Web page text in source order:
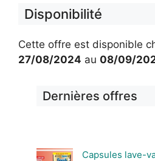
Disponibilité
Cette offre est disponible
27/08/2024 au 08/09/
Dernières offres
Capsules lave-